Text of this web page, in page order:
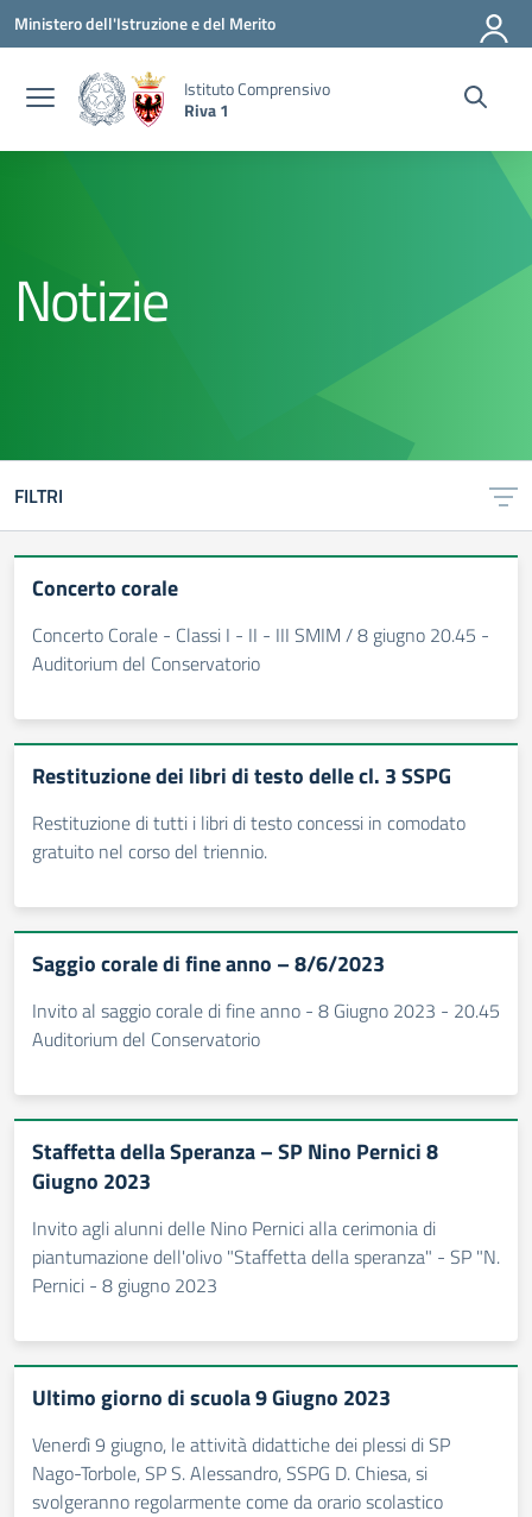
Vai ai contenuti
Vai al menu di navigazione
Vai al footer
Ministero dell'Istruzione e del Merito
Istituto Comprensivo
Riva 1
Notizie
FILTRI
Concerto corale
Concerto Corale - Classi I - II - III SMIM / 8 giugno 20.45 -
Auditorium del Conservatorio
Restituzione dei libri di testo delle cl. 3 SSPG
Restituzione di tutti i libri di testo concessi in comodato
gratuito nel corso del triennio.
Saggio corale di fine anno – 8/6/2023
Invito al saggio corale di fine anno - 8 Giugno 2023 - 20.45
Auditorium del Conservatorio
Staffetta della Speranza – SP Nino Pernici 8
Giugno 2023
Invito agli alunni delle Nino Pernici alla cerimonia di
piantumazione dell'olivo "Staffetta della speranza" - SP "N.
Pernici - 8 giugno 2023
Ultimo giorno di scuola 9 Giugno 2023
Venerdì 9 giugno, le attività didattiche dei plessi di SP
Nago-Torbole, SP S. Alessandro, SSPG D. Chiesa, si
svolgeranno regolarmente come da orario scolastico